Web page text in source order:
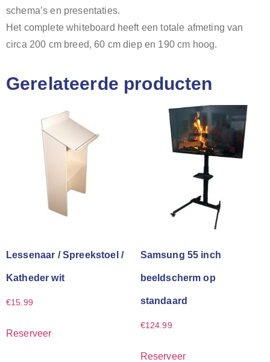
schema’s en presentaties.
Het complete whiteboard heeft een totale afmeting van
circa 200 cm breed, 60 cm diep en 190 cm hoog.
Gerelateerde producten
Lessenaar / Spreekstoel /
Katheder wit
€15.99
Reserveer
Samsung 55 inch
beeldscherm op
standaard
€124.99
Reserveer